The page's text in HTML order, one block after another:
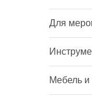
Для
Мебель